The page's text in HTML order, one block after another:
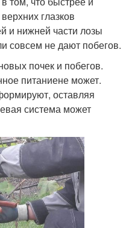
глазков
и нижней части лозы
совсем не дают побегов.
почек и побегов.
питаниене может.
оставляя
система может